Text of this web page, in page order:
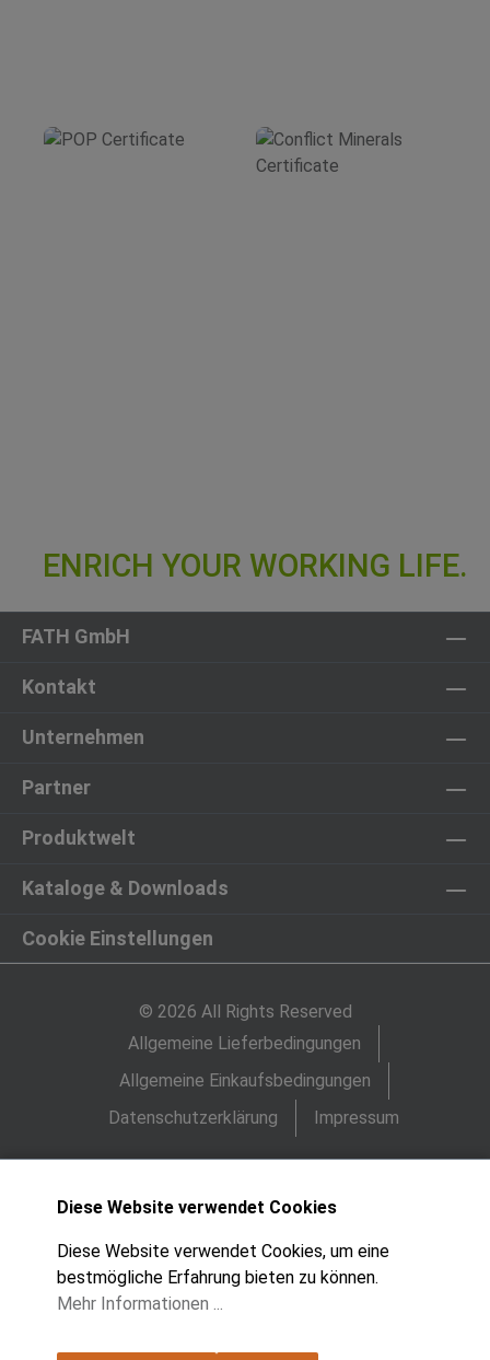
FATH GmbH
Kontakt
Unternehmen
Partner
Produktwelt
Kataloge & Downloads
Cookie Einstellungen
© 2026 All Rights Reserved
Allgemeine Lieferbedingungen
Allgemeine Einkaufsbedingungen
Datenschutzerklärung
Impressum
Diese Website verwendet Cookies
Diese Website verwendet Cookies, um eine
bestmögliche Erfahrung bieten zu können.
Mehr Informationen ...